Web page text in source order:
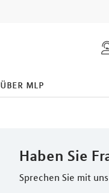
über mlp
Haben Sie
Sprechen Sie mit uns